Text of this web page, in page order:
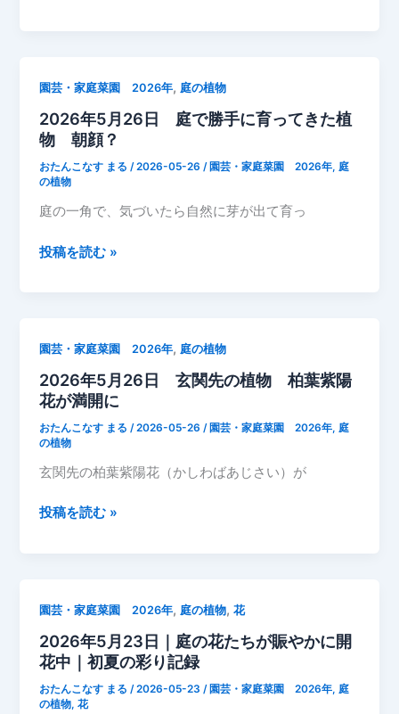
ル
ガ
モ
ト、
イ
マ
ツ
日
庭
の
堆
肥
置
場
い
る
ヨ
シ
ヤ
マ
年
も
復
活
園芸・家庭菜園 2026年, 庭の植物
2026年5月26日 庭で勝手に育ってきた植
物 朝顔？
おたんこなす まる/2026-05-26/ 園芸・家庭菜園 2026年, 庭
の植物
庭の一角で、気づいたら自然に芽が出て育っ
2026
日
庭
で
勝
手
に
っ
物
朝
顔？
投稿を読む »
園芸・家庭菜園 2026年, 庭の植物
2026年5月26日 玄関先の植物 柏葉紫陽
花が満開に
おたんこなす まる /2026-05-26 / 園芸・家庭菜園 2026年, 庭
の植物
玄関先の柏葉紫陽花（かしわばあじさい）が
2026
日
玄
関
先
の
投稿を読む »
園芸・家庭菜園 2026年, 庭の植物,花
2026年5月23日｜庭の花たちが賑やかに開
花中｜初夏の彩り記録
おたんこなす まる /2026-05-23 / 園芸・家庭菜園 2026年, 庭
の植物,花